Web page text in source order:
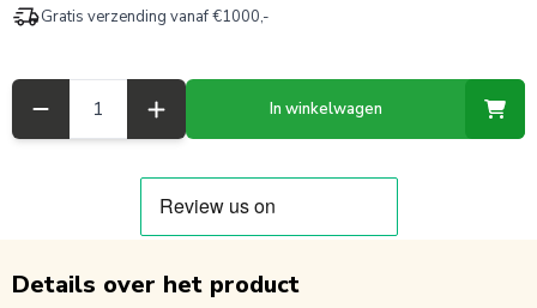
Gratis verzending vanaf €1000,-
In winkelwagen
Details over het product